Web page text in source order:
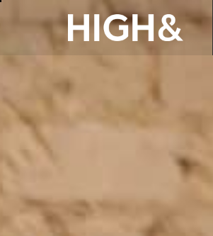
של
לעבור
לאזור